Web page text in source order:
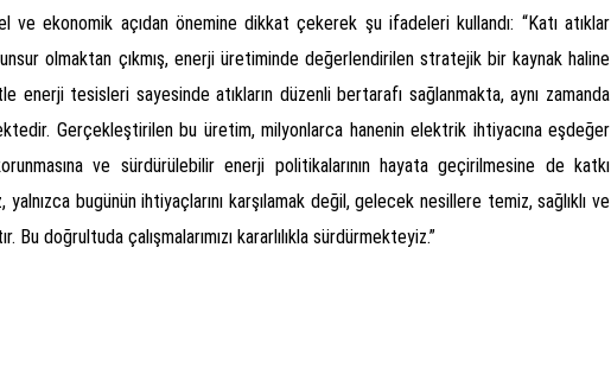
ve ekonomik açıdan önemine dikkat çekerek şu ifadeleri kullandı: “Katı atıklar
olmaktan çıkmış, enerji üretiminde değerlendirilen stratejik bir kaynak haline
enerji tesisleri sayesinde atıkların düzenli bertarafı sağlanmakta, aynı zamanda
Gerçekleştirilen bu üretim, milyonlarca hanenin elektrik ihtiyacına eşdeğer
ve sürdürülebilir enerji politikalarının hayata geçirilmesine de katkı
yalnızca bugünün ihtiyaçlarını karşılamak değil, gelecek nesillere temiz, sağlıklı ve
Bu doğrultuda çalışmalarımızı kararlılıkla sürdürmekteyiz.”